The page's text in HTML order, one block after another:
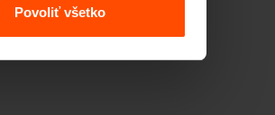
Povoliť všetko